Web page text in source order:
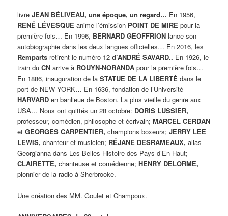
livreJEAN BÉLIVEAU, une époque, un regard… En 1956,
RENÉ LÉVESQUE anime l’émission POINT DE MIRE pour la
première fois… En 1996, BERNARD GEOFFRION lance son
autobiographie dans les deux langues officielles… En 2016, les
Remparts retirent le numéro 12d’ANDRÉ SAVARD.. En 1926, le
train duCN arrive à ROUYN-NORANDA pour la première fois…
En 1886, inauguration de laSTATUE DE LA LIBERTÉ dans le
port de NEW YORK… En 1636, fondation de l’Université
HARVARD en banlieue de Boston. La plus vieille du genre aux
USA… Nous ont quittés un 28 octobre: DORIS LUSSIER,
professeur, comédien, philosophe et écrivain;MARCEL CERDAN
etGEORGES CARPENTIER, champions boxeurs;JERRY LEE
LEWIS, chanteur et musicien; RÉJANE DESRAMEAUX, alias
Georgianna dans Les Belles Histoire des Pays d’En-Haut;
CLAIRETTE, chanteuse et comédienne;HENRY DELORME,
pionnier de la radio à Sherbrooke.
Une création des MM. Goulet et Champoux.